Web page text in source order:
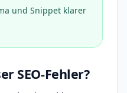
und Snippet klarer
SEO-Fehler?